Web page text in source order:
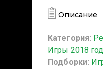
Описание
Категория:
Игры 2018
Подборки: